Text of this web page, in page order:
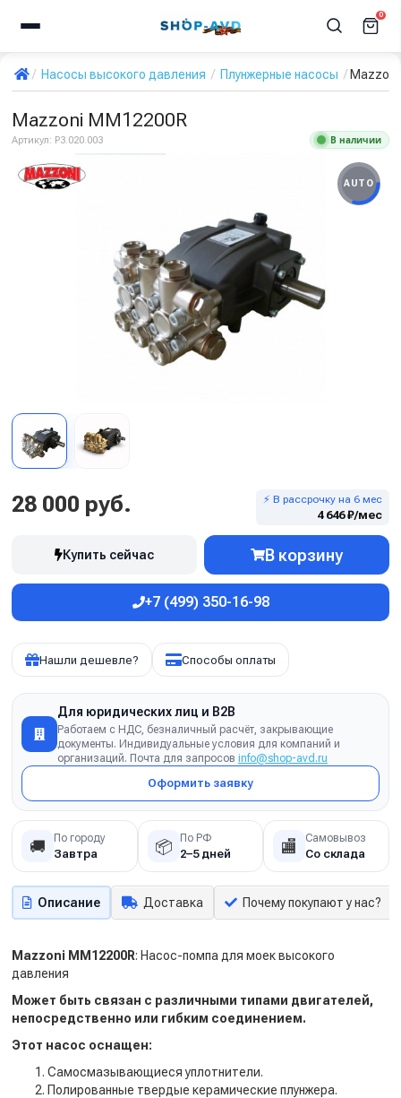
0
Насосы высокого давления Плунжерные насосы
Mazzoni MM12200R
Артикул: P3.020.003 В наличии
AUTO
28 000 руб. ⚡ В рассрочку на 6 мес
4 646 ₽/мес
Купить сейчас В корзину
+7 (499) 350-16-98
Нашли дешевле? Способы оплаты
Для юридических лиц и B2B
Работаем с НДС, безналичный расчёт, закрывающие
документы. Индивидуальные условия для компаний и
организаций. Почта для запросов info@shop-avd.ru
Оформить заявку
🚚 По городу
Завтра 📦 По РФ
2–5 дней 🏬 Самовывоз
Со склада
Описание Доставка Почему покупают у нас?
Mazzoni MM12200R: Насос-помпа для моек высокого
давления
Может быть связан с различными типами двигателей,
непосредственно или гибким соединением.
Этот насос оснащен:
Самосмазывающиеся уплотнители.
Полированные твердые керамические плунжера.